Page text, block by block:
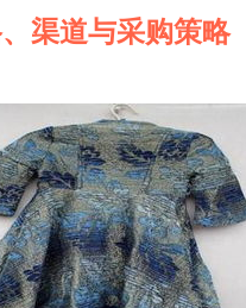
渠道与采购策略